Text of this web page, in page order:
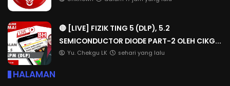
🔴 [LIVE] FIZIK TING 5 (DLP), 5.2
SEMICONDUCTOR DIODE PART-2 OLEH CIKG...
Yu. Chekgu LK sehari yang lalu
HALAMAN